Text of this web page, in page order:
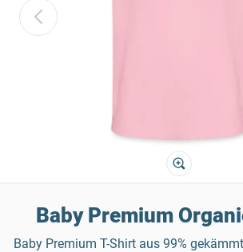
Baby Premium
Baby Premium T-Shirt aus 99%